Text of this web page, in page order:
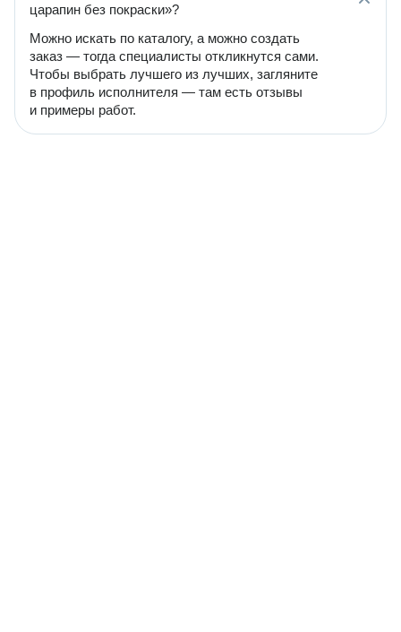
царапин без покраски»?
Можно искать по каталогу, а можно создать
заказ — тогда специалисты откликнутся сами.
Чтобы выбрать лучшего из лучших, загляните
в профиль исполнителя — там есть отзывы
и примеры работ.